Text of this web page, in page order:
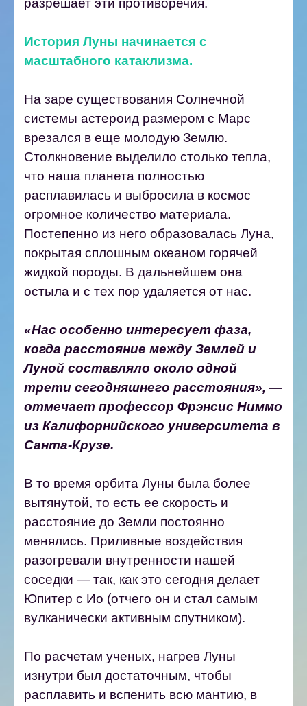
разрешает эти противоречия.
История Луны начинается с
масштабного катаклизма.
На заре существования Солнечной
системы астероид размером с Марс
врезался в еще молодую Землю.
Столкновение выделило столько тепла,
что наша планета полностью
расплавилась и выбросила в космос
огромное количество материала.
Постепенно из него образовалась Луна,
покрытая сплошным океаном горячей
жидкой породы. В дальнейшем она
остыла и с тех пор удаляется от нас.
«Нас особенно интересует фаза,
когда расстояние между Землей и
Луной составляло около одной
трети сегодняшнего расстояния», —
отмечает профессор Фрэнсис Ниммо
из Калифорнийского университета в
Санта-Крузе.
В то время орбита Луны была более
вытянутой, то есть ее скорость и
расстояние до Земли постоянно
менялись. Приливные воздействия
разогревали внутренности нашей
соседки — так, как это сегодня делает
Юпитер с Ио (отчего он и стал самым
вулканически активным спутником).
По расчетам ученых, нагрев Луны
изнутри был достаточным, чтобы
расплавить и вспенить всю мантию, в